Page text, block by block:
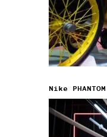
Nike PHANTOM